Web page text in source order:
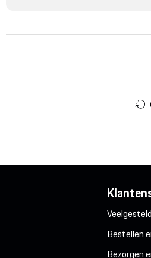
Bestellen
Bezorgen